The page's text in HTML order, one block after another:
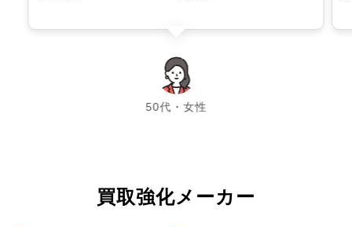
50代・女性
chevron_left chevron_right
買取強化メーカー